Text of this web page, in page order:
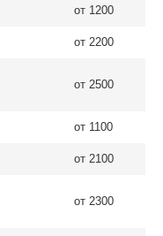
от 1200
от 2200
от 2500
от 1100
от 2100
от 2300